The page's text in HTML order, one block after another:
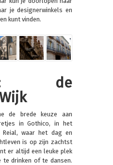
je designerwinkels en
kunt vinden.
de
de brede keuze aan
in Gothico, in het
waar het dag en
is op zijn zachtst
er altijd een leuke plek
te drinken of te dansen.